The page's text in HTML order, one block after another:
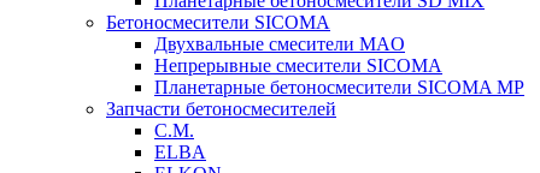
Бетоносмесители SICOMA
Двухвальные смесители MAO
Непрерывные смесители SICOMA
Планетарные бетоносмесители SICOMA MP
Запчасти бетоносмесителей
C.M.
ELBA